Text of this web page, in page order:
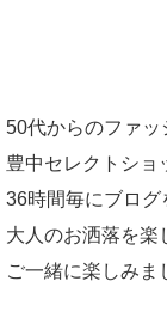
50代からのファッ
豊中セレクトショ
36時間毎にブログ
大人のお洒落を楽
ご一緒に楽しみま